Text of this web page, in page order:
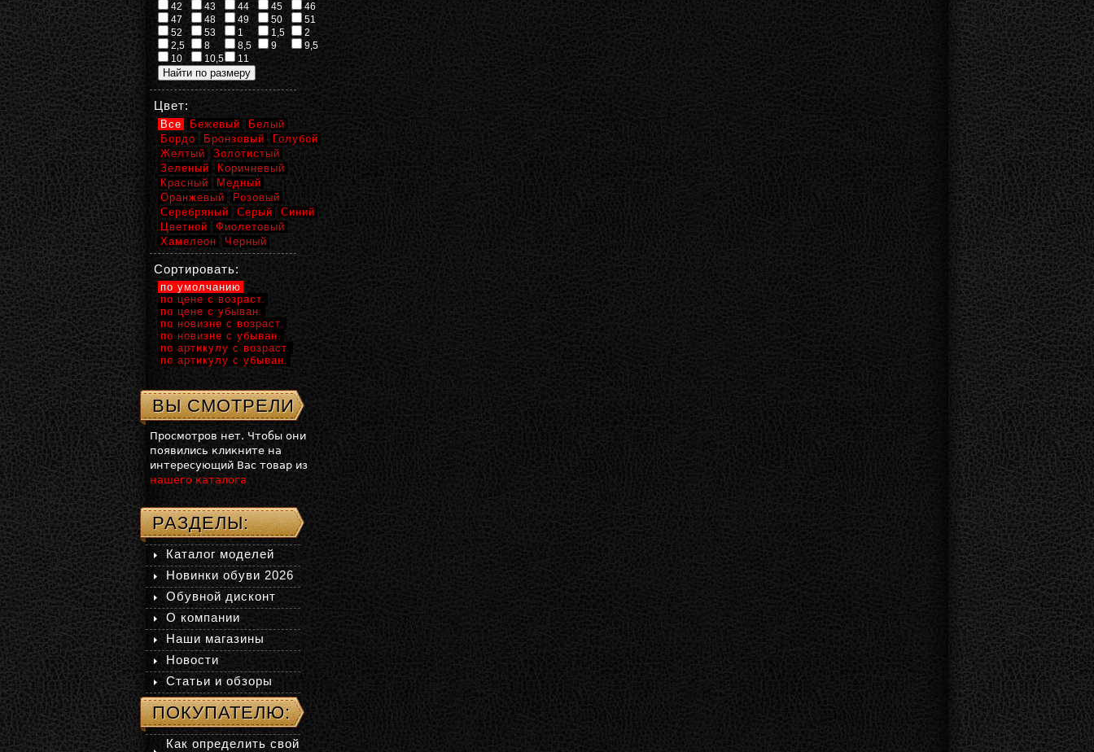
42
43 44 45
46
47
48 49 50
51
52
53 1 1,5
2
2,5
8 8,5 9
9,5
10
10,5 11
Цвет:
Все Бежевый
Белый
Бордо
Бронзовый
Голубой
Желтый
Золотистый
Зеленый
Коричневый
Красный
Медный
Оранжевый
Розовый
Серебряный
Серый
Синий
Цветной
Фиолетовый
Хамелеон
Черный
Сортировать:
по умолчанию
по цене с возраст.
по цене с убыван.
по новизне с возраст.
по новизне с убыван.
по артикулу с возраст.
по артикулу с убыван.
ВЫ СМОТРЕЛИ
Просмотров нет. Чтобы они
появились кликните на
интересующий Вас товар из
нашего каталога
РАЗДЕЛЫ:
Каталог моделей
Новинки обуви 2026
Обувной дисконт
О компании
Наши магазины
Новости
Статьи и обзоры
ПОКУПАТЕЛЮ:
Как определить свой